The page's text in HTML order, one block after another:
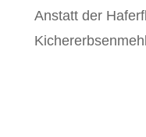
Anstatt der